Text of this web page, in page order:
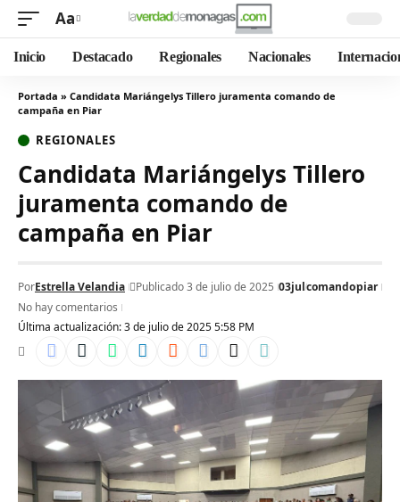
Aa
Inicio Destacado Regionales Nacionales
Portada » Candidata Mariángelys Tillero juramenta comando de
campaña en Piar
REGIONALES
Candidata Mariángelys Tillero
juramenta comando de
campaña en Piar
Última actualización: 3 de julio de 2025 5:58 PM
PorEstrella Velandia Publicado 3 de julio de 2025 03julcomandopiar
No hay comentarios